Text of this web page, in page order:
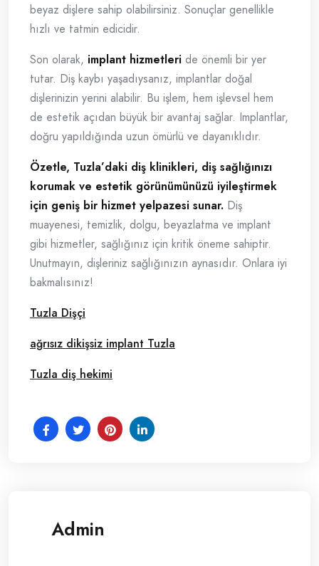
beyaz dişlere sahip olabilirsiniz. Sonuçlar genellikle
hızlı ve tatmin edicidir.
Son olarak, implant hizmetleri de önemli bir yer
tutar. Diş kaybı yaşadıysanız, implantlar doğal
dişlerinizin yerini alabilir. Bu işlem, hem işlevsel hem
de estetik açıdan büyük bir avantaj sağlar. Implantlar,
doğru yapıldığında uzun ömürlü ve dayanıklıdır.
Özetle, Tuzla’daki diş klinikleri, diş sağlığınızı
korumak ve estetik görünümünüzü iyileştirmek
için geniş bir hizmet yelpazesi sunar. Diş
muayenesi, temizlik, dolgu, beyazlatma ve implant
gibi hizmetler, sağlığınız için kritik öneme sahiptir.
Unutmayın, dişleriniz sağlığınızın aynasıdır. Onlara iyi
bakmalısınız!
Tuzla Dişçi
ağrısız dikişsiz implant Tuzla
Tuzla diş hekimi
Admin